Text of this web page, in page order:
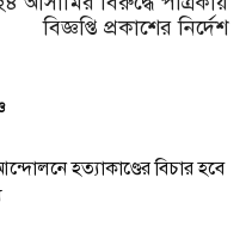
বিজ্ঞপ্তি প্রকাশের নির্দেশ
হত্যাকাণ্ডের বিচার হবে